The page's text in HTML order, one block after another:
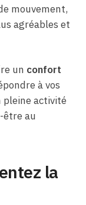
mouvement,
agréables et
un confort
à vos
pleine activité
être au
la